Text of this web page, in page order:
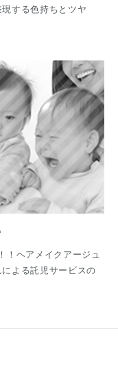
する色持ちとツヤ
！ヘアメイクアージュ
よる託児サービスの